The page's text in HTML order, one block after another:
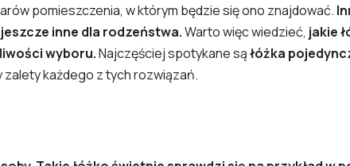
pomieszczenia, w którym będzie się ono znajdować.
inne dla rodzeństwa.Warto więc wiedzieć, jakie
wyboru.Najczęściej spotykane sąłóżka
zalety każdego z tych rozwiązań.